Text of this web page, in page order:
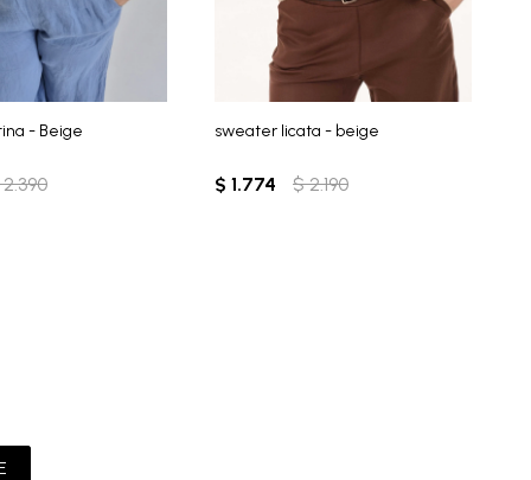
- Beige
2.390
sweater licata - beige
$ 1.774 $ 2.190